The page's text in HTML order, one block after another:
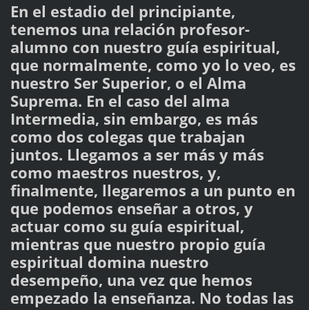
En el estadio del principiante,
tenemos una relación profesor-
alumno con nuestro guía espiritual,
que normalmente, como yo lo veo, es
nuestro Ser Superior, o el Alma
Suprema. En el caso del alma
Intermedia, sin embargo, es más
como dos colegas que trabajan
juntos. Llegamos a ser más y más
como maestros nuestros, y,
finalmente, llegaremos a un punto en
que podemos enseñar a otros, y
actuar como su guía espiritual,
mientras que nuestro propio guía
espiritual domina nuestro
desempeño, una vez que hemos
empezado la enseñanza. No todas las